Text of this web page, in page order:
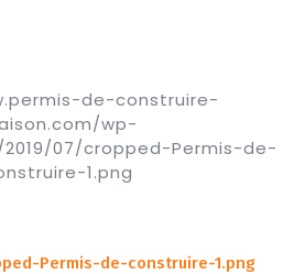
de-construire-
wp-
07/cropped-Permis-de-
1.png
Permis-de-construire-1.png